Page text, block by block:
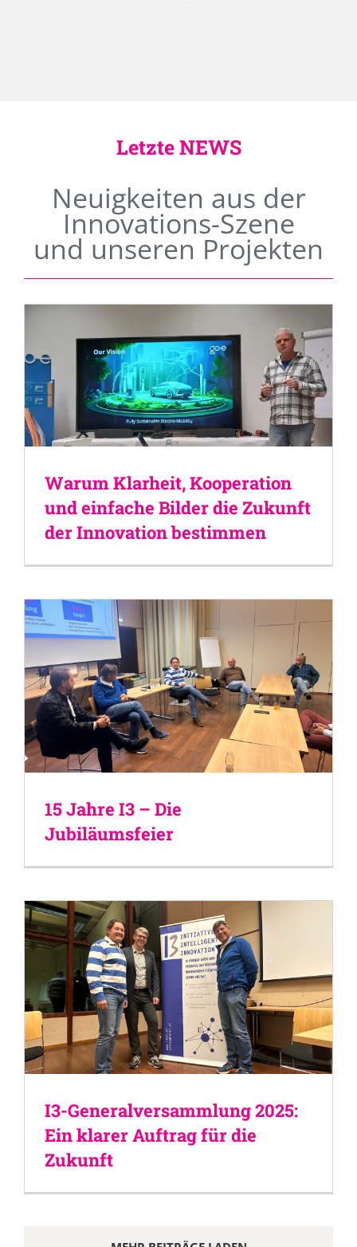
Letzte NEWS
Neuigkeiten aus der
Innovations-Szene
und unseren Projekten
Warum Klarheit, Kooperation
und einfache Bilder die Zukunft
der Innovation bestimmen
15 Jahre I3 – Die
Jubiläumsfeier
I3-Generalversammlung 2025:
Ein klarer Auftrag für die
Zukunft